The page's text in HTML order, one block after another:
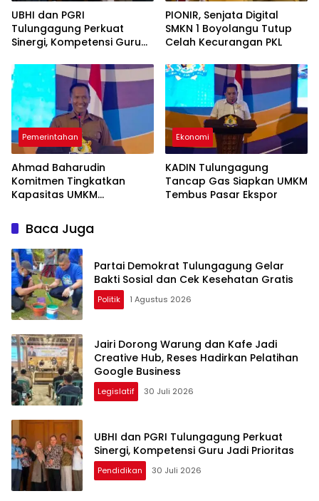
UBHI dan PGRI
Tulungagung Perkuat
Sinergi, Kompetensi Guru
PIONIR, Senjata Digital
SMKN 1 Boyolangu Tutup
Celah Kecurangan PKL
Pemerintahan
Ahmad Baharudin
Komitmen Tingkatkan
Kapasitas UMKM
Ekspor
Ekonomi
KADIN Tulungagung
Tancap Gas Siapkan UMKM
Tembus Pasar Ekspor
Baca Juga
Partai Demokrat Tulungagung Gelar
Bakti Sosial dan Cek Kesehatan Gratis
Politik 1 Agustus 2026
Jairi Dorong Warung dan Kafe Jadi
Creative Hub, Reses Hadirkan Pelatihan
Google Business
Legislatif 30 Juli 2026
UBHI dan PGRI Tulungagung Perkuat
Sinergi, Kompetensi Guru Jadi Prioritas
Pendidikan 30 Juli 2026